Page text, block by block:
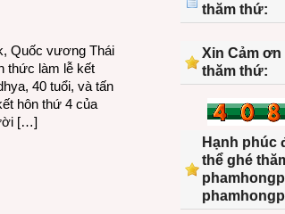
Quốc vương Thái
thức làm lễ kết
40 tuổi, và tấn
hôn thứ 4 của
[…]
thăm thứ:
Xin Cảm
thăm thứ:
Hạnh phúc
thể ghé